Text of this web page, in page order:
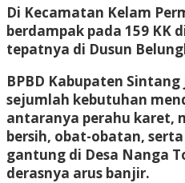
Di Kecamatan Kelam
berdampak pada 159 KK
tepatnya di Dusun
BPBD Kabupaten
sejumlah kebutuhan
antaranya perahu karet,
bersih, obat-obatan,
gantung di Desa Nanga
derasnya arus banjir.